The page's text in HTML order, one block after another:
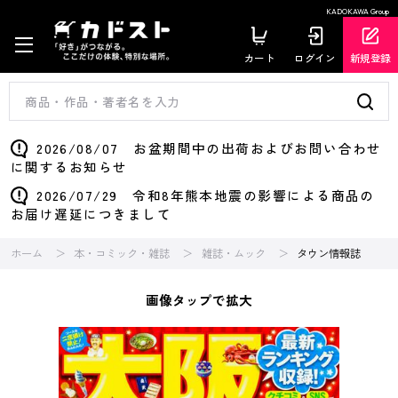
KADOKAWA Group
カート ログイン 新規登録
2026/08/07 お盆期間中の出荷およびお問い合わせ
に関するお知らせ
2026/07/29 令和8年熊本地震の影響による商品の
お届け遅延につきまして
ホーム 本・コミック・雑誌 雑誌・ムック タウン情報誌
画像タップで拡大